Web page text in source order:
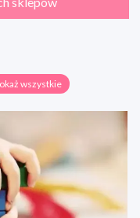
wszystkie